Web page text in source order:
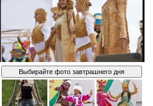
Выбирайте фото завтрашнего дня